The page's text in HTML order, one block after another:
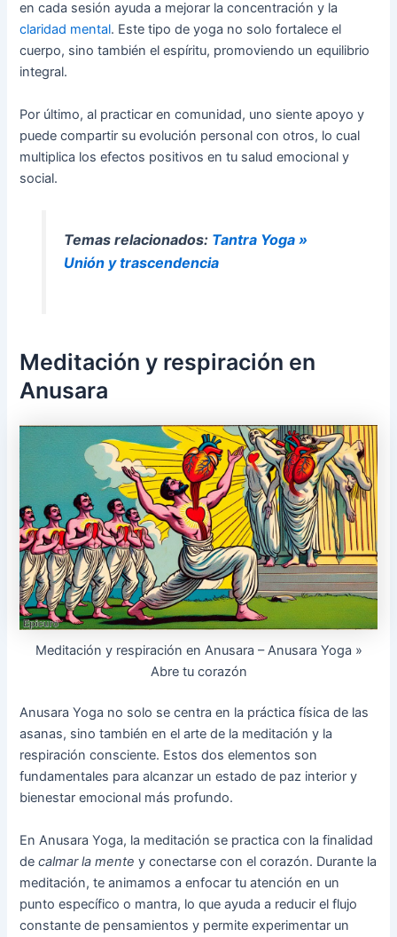
en cada sesión ayuda a mejorar la concentración y la
claridad mental. Este tipo de yoga no solo fortalece el
cuerpo, sino también el espíritu, promoviendo un equilibrio
integral.
Por último, al practicar en comunidad, uno siente apoyo y
puede compartir su evolución personal con otros, lo cual
multiplica los efectos positivos en tu salud emocional y
social.
Temas relacionados: Tantra Yoga »
Unión y trascendencia
Meditación y respiración en
Anusara
Meditación y respiración en Anusara – Anusara Yoga »
Abre tu corazón
Anusara Yoga no solo se centra en la práctica física de las
asanas, sino también en el arte de la meditación y la
respiración consciente. Estos dos elementos son
fundamentales para alcanzar un estado de paz interior y
bienestar emocional más profundo.
En Anusara Yoga, la meditación se practica con la finalidad
decalmar la mente y conectarse con el corazón. Durante la
meditación, te animamos a enfocar tu atención en un
punto específico o mantra, lo que ayuda a reducir el flujo
constante de pensamientos y permite experimentar un